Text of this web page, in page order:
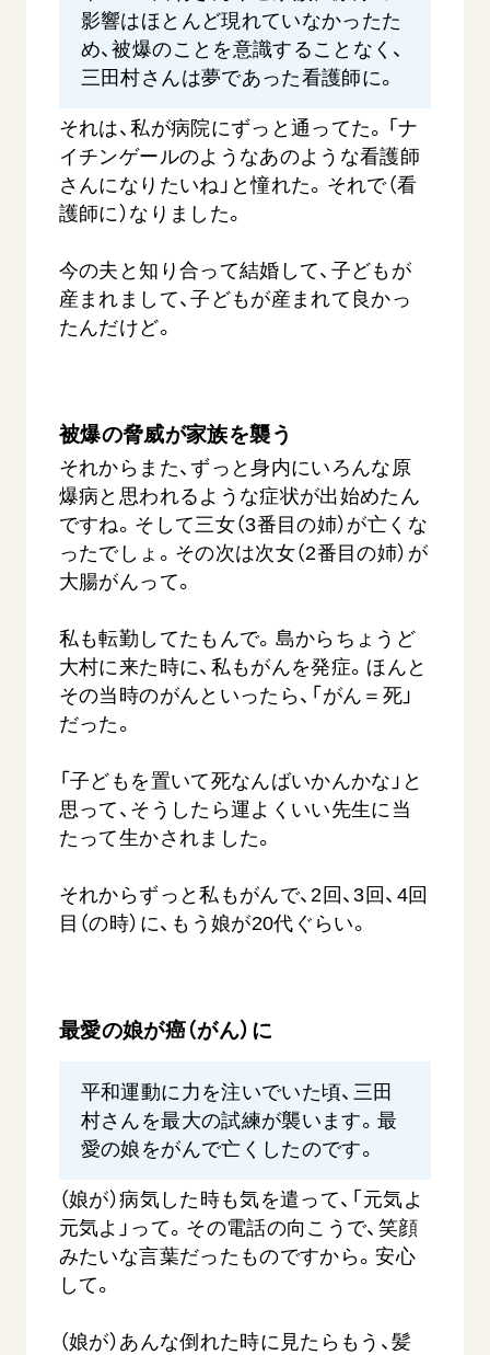
影響はほとんど現れていなかったた
め、被爆のことを意識することなく、
三田村さんは夢であった看護師に。
それは、私が病院にずっと通ってた。「ナ
イチンゲールのようなあのような看護師
さんになりたいね」と憧れた。それで（看
護師に）なりました。
今の夫と知り合って結婚して、子どもが
産まれまして、子どもが産まれて良かっ
たんだけど。
被爆の脅威が家族を襲う
それからまた、ずっと身内にいろんな原
爆病と思われるような症状が出始めたん
ですね。そして三女（3番目の姉）が亡くな
ったでしょ。その次は次女（2番目の姉）が
大腸がんって。
私も転勤してたもんで。島からちょうど
大村に来た時に、私もがんを発症。ほんと
その当時のがんといったら、「がん＝死」
だった。
「子どもを置いて死なんばいかんかな」と
思って、そうしたら運よくいい先生に当
たって生かされました。
それからずっと私もがんで、2回、3回、4回
目（の時）に、もう娘が20代ぐらい。
最愛の娘が癌（がん）に
平和運動に力を注いでいた頃、三田
村さんを最大の試練が襲います。最
愛の娘をがんで亡くしたのです。
（娘が）病気した時も気を遣って、「元気よ
元気よ」って。その電話の向こうで、笑顔
みたいな言葉だったものですから。安心
して。
（娘が）あんな倒れた時に見たらもう、髪